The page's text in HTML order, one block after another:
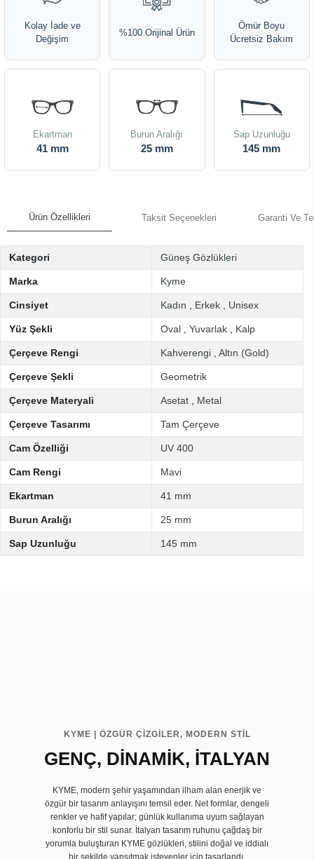
Kolay İade ve
Değişim
%100 Orijinal Ürün
Ömür Boyu
Ücretsiz Bakım
Ekartman
41 mm
Burun Aralığı
25 mm
Sap Uzunluğu
145 mm
Ürün Özellikleri Taksit Seçenekleri Garanti Ve
Kategori Güneş Gözlükleri
Marka Kyme
Cinsiyet Kadın Erkek Unisex
Yüz Şekli Oval Yuvarlak Kalp
Çerçeve Rengi Kahverengi Altın (Gold)
Çerçeve Şekli Geometrik
Çerçeve Materyali Asetat Metal
Çerçeve Tasarımı Tam Çerçeve
Cam Özelliği UV 400
Cam Rengi Mavi
Ekartman 41 mm
Burun Aralığı 25 mm
Sap Uzunluğu 145 mm
KYME | ÖZGÜR ÇİZGİLER, MODERN STİL
GENÇ, DİNAMİK, İTALYAN
KYME, modern şehir yaşamından ilham alan enerjik ve
özgür bir tasarım anlayışını temsil eder. Net formlar, dengeli
renkler ve hafif yapılar; günlük kullanıma uyum sağlayan
konforlu bir stil sunar. İtalyan tasarım ruhunu çağdaş bir
yorumla buluşturan KYME gözlükleri, stilini doğal ve iddialı
bir şekilde yansıtmak isteyenler için tasarlandı.